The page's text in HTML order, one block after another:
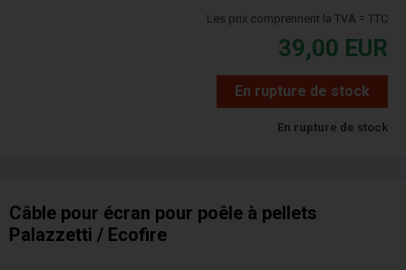
Les prix comprennent la TVA = TTC
39,00 EUR
En rupture de stock
En rupture de stock
Câble pour écran pour poêle à pellets
Palazzetti / Ecofire